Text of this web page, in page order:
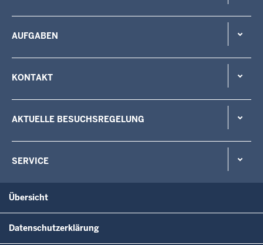
AUFGABEN
KONTAKT
AKTUELLE BESUCHSREGELUNG
SERVICE
Übersicht
Datenschutzerklärung